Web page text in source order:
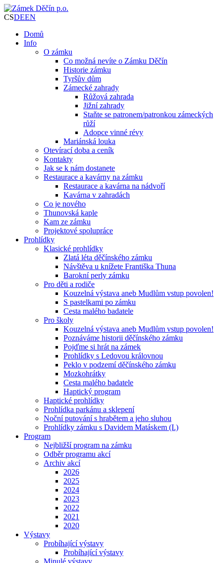
CSDEEN
Domů
Info
O zámku
Co možná nevíte o Zámku Děčín
Historie zámku
Tyršův dům
Zámecké zahrady
Růžová zahrada
Jižní zahrady
Staňte se patronem/patronkou zámeckých
růží
Adopce vinné révy
Mariánská louka
Otevírací doba a ceník
Kontakty
Jak se k nám dostanete
Restaurace a kavárny na zámku
Restaurace a kavárna na nádvoří
Kavárna v zahradách
Co je nového
Thunovská kaple
Kam ze zámku
Projektové spolupráce
Prohlídky
Klasické prohlídky
Zlatá léta děčínského zámku
Návštěva u knížete Františka Thuna
Barokní perly zámku
Pro děti a rodiče
Kouzelná výstava aneb Mudlům vstup povolen!
S pastelkami po zámku
Cesta malého badatele
Pro školy
Kouzelná výstava aneb Mudlům vstup povolen!
Poznáváme historii děčínského zámku
Pojďme si hrát na zámek
Prohlídky s Ledovou královnou
Peklo v podzemí děčínského zámku
Mozkohrátky
Cesta malého badatele
Haptický program
Haptické prohlídky
Prohlídka parkánu a sklepení
Noční putování s hrabětem a jeho sluhou
Prohlídky zámku s Davidem Matáskem (I.)
Program
Nejbližší program na zámku
Odběr programu akcí
Archiv akcí
2026
2025
2024
2023
2022
2021
2020
Výstavy
Probíhající výstavy
Probíhající výstavy
Minulé výstavy